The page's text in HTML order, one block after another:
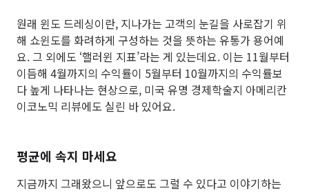
원래 윈도 드레싱이란, 지나가는 고객의 눈길을 사로잡기 위
해 쇼윈도를 화려하게 구성하는 것을 뜻하는 유통가 용어예
요. 그 외에도 ‘핼러윈 지표’라는 게 있는데요. 이는 11월부터
이듬해 4월까지의 수익률이 5월부터 10월까지의 수익률보
다 높게 나타나는 현상으로, 미국 유명 경제학술지 아메리칸
이코노믹 리뷰에도 실린 바 있어요.
평균에 속지 마세요
지금까지 그래왔으니 앞으로도 그럴 수 있다고 이야기하는